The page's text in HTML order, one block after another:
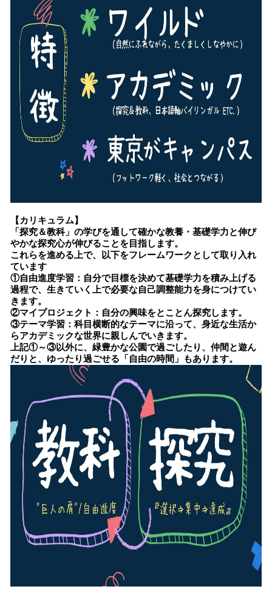
【カリキュラム】
「探究＆教科」の学びを通して確かな教養・基礎学力と伸び
やかな探究心が伸びることを目指します。
これらを進める上で、以下をフレームワークとして取り入れ
ています
①自由進度学習：自分で目標を決めて基礎学力を積み上げる
過程で、生きていく上で必要な自己調整能力を身につけてい
きます。
②マイプロジェクト：自分の興味をとことん探究します。
③テーマ学習：科目横断的なテーマに沿って、身近な生活か
らアカデミックな世界に親しんでいきます。
上記①～③以外に、緑豊かな公園で過ごしたり、仲間と遊ん
だりと、ゆったり過ごせる「自由の時間」もあります。